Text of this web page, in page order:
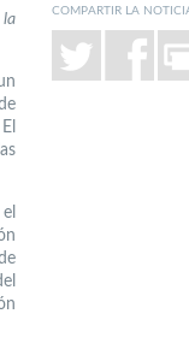
la
COMPARTIR LA